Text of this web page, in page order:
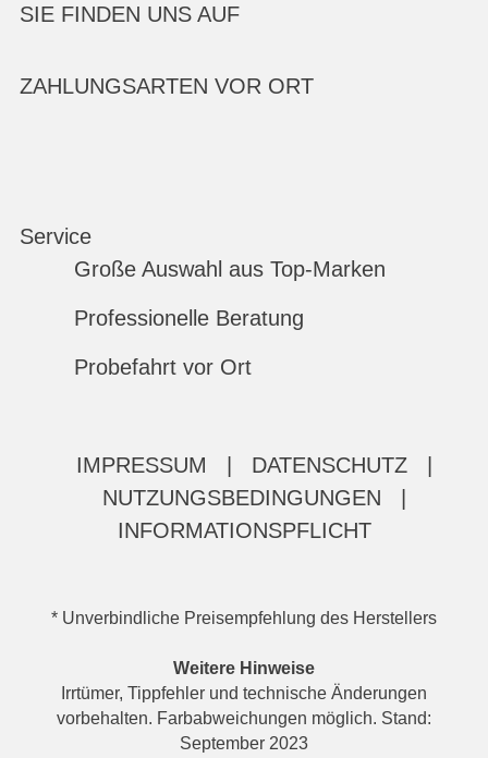
SIE FINDEN UNS AUF
ZAHLUNGSARTEN VOR ORT
Service
Große Auswahl aus Top-Marken
Professionelle Beratung
Probefahrt vor Ort
IMPRESSUM DATENSCHUTZ
NUTZUNGSBEDINGUNGEN
INFORMATIONSPFLICHT
* Unverbindliche Preisempfehlung des Herstellers
Weitere Hinweise
Irrtümer, Tippfehler und technische Änderungen
vorbehalten. Farbabweichungen möglich. Stand:
September 2023